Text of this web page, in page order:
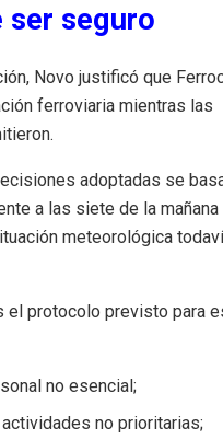
ser seguro
Novo justificó que
ferroviaria mientras las
adoptadas se
a las siete de la
meteorológica
el protocolo previsto para
no esencial;
no prioritarias;